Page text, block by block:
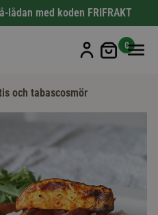
med koden FRIFRAKT
Min
0
och tabascosmör